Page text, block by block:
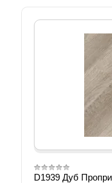
D1939 Дуб